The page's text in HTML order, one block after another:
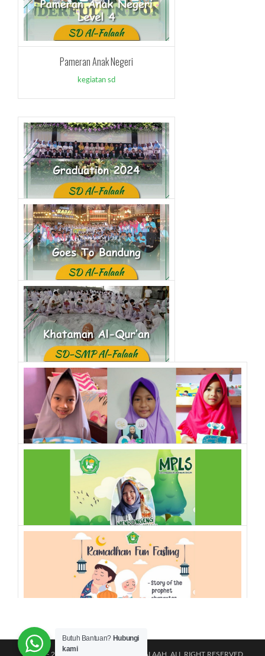
Pameran Anak Negeri
kegiatan sd
Graduation 2024
kegiatan sd
Goes to Bandung
kegiatan sd
Khataman Al-Quran
kegiatan sd, kegiatan smp
Art Festival Muharram
kegiatan sd
MPLS, Mendongeng Bersama Kak Meta
@2011 - 2026 TK|SD|SMP ISLAM AL-FALAAH. ALL RIGHT RESERVED
Butuh Bantuan? Hubungi
kami